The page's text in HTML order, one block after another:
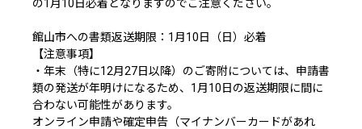
の1月10日必着となりますのでご注意ください。
館山市への書類返送期限：1月10日（日）必着
【注意事項】
・年末（特に12月27日以降）のご寄附については、申請書
類の発送が年明けになるため、1月10日の返送期限に間に
合わない可能性があります。
オンライン申請や確定申告（マイナンバーカードがあれ